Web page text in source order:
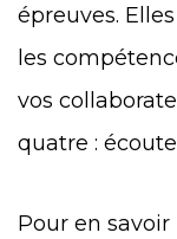
épreuves.
les
vos
quatre :
Pour en